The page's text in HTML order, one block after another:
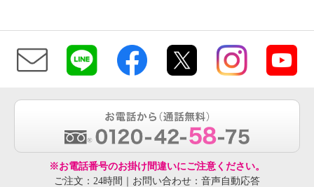
※お電話番号のお掛け間違いにご注意ください。
ご注文：24時間｜お問い合わせ：音声自動応答